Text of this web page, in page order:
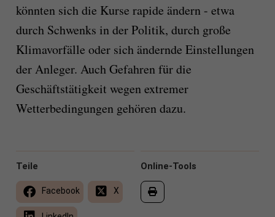
könnten sich die Kurse rapide ändern - etwa
durch Schwenks in der Politik, durch große
Klimavorfälle oder sich ändernde Einstellungen
der Anleger. Auch Gefahren für die
Geschäftstätigkeit wegen extremer
Wetterbedingungen gehören dazu.
Online-Tools
Teile
Facebook X